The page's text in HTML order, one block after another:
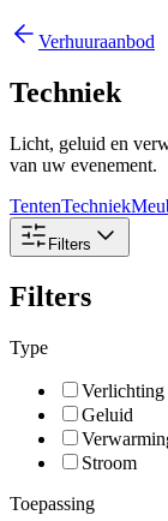
Verhuuraanbod
Techniek
Licht, geluid en
van uw evenement.
TentenTechniek
Filters
Filters
Type
Verlichting
Geluid
Stroom
Toepassing